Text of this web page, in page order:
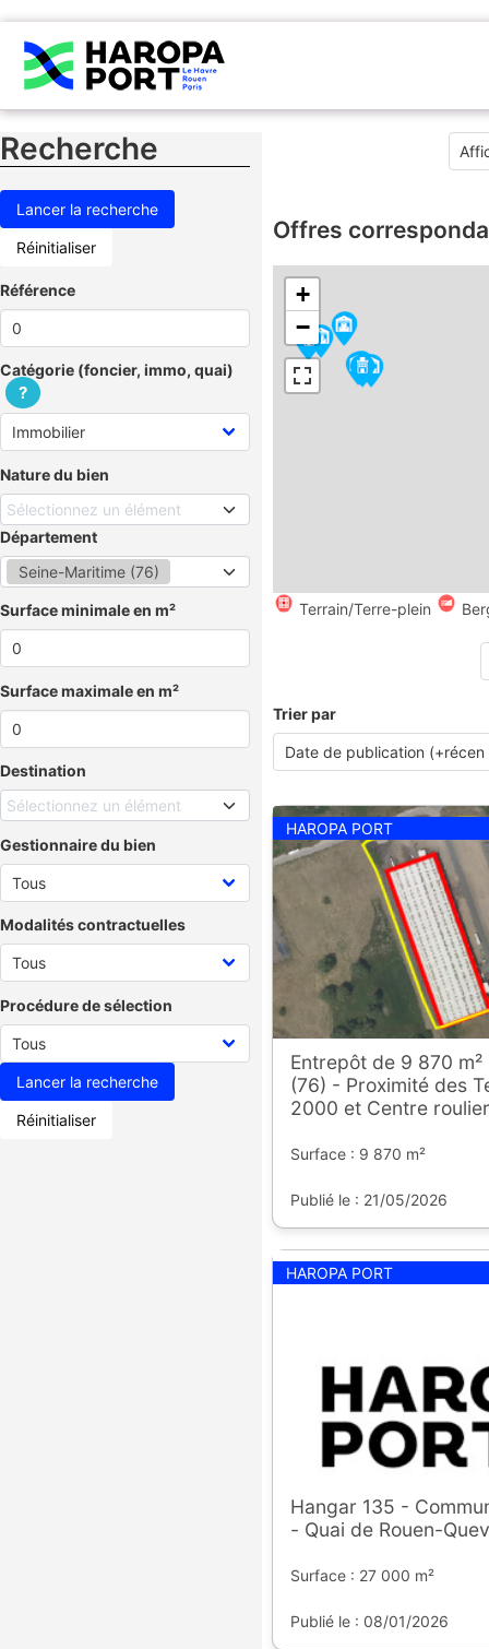
Recherche
Réinitialiser
Référence
Catégorie (foncier, immo, quai)
?
Nature du bien
Sélectionnez un élément
Département
Seine-Maritime (76)
Surface minimale en m²
Surface maximale en m²
Destination
Sélectionnez un élément
Gestionnaire du bien
Modalités contractuelles
Procédure de sélection
Réinitialiser
Offres
+
−
Terrain/Terre-plein
Trier par
HAROPA PORT
Entrepôt de 9 870
(76) - Proximité des
2000 et Centre roulier
Surface : 9 870 m²
Publié le : 21/05/2026
HAROPA PORT
Hangar 135 -
- Quai de Rouen-
Surface : 27 000 m²
Publié le : 08/01/2026